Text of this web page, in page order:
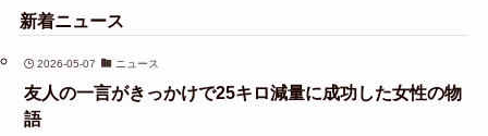
新着ニュース
2026-05-07 ニュース
友人の一言がきっかけで25キロ減量に成功した女性の物
語